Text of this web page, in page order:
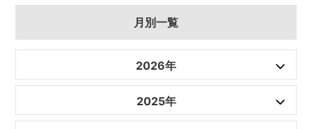
月別一覧
2026年
2025年